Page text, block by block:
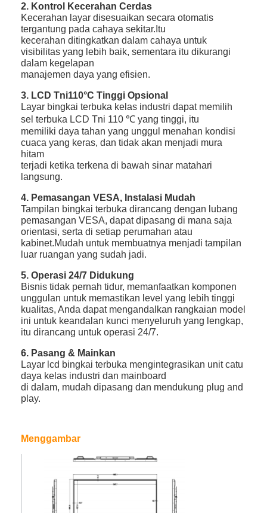
Rumah
Video
2. Kontrol Kecerahan Cerdas
Kecerahan layar disesuaikan secara otomatis
tergantung pada cahaya sekitar.Itu
kecerahan ditingkatkan dalam cahaya untuk
visibilitas yang lebih baik, sementara itu dikurangi
dalam kegelapan
manajemen daya yang efisien.
3. LCD Tni110°C Tinggi Opsional
Layar bingkai terbuka kelas industri dapat memilih
sel terbuka LCD Tni 110 ℃ yang tinggi, itu
memiliki daya tahan yang unggul menahan kondisi
cuaca yang keras, dan tidak akan menjadi mura
hitam
terjadi ketika terkena di bawah sinar matahari
langsung.
4. Pemasangan VESA, Instalasi Mudah
Tampilan bingkai terbuka dirancang dengan lubang
pemasangan VESA, dapat dipasang di mana saja
orientasi, serta di setiap perumahan atau
kabinet.Mudah untuk membuatnya menjadi tampilan
luar ruangan yang sudah jadi.
5. Operasi 24/7 Didukung
Bisnis tidak pernah tidur, memanfaatkan komponen
unggulan untuk memastikan level yang lebih tinggi
kualitas, Anda dapat mengandalkan rangkaian model
ini untuk keandalan kunci menyeluruh yang lengkap,
itu dirancang untuk operasi 24/7.
6. Pasang & Mainkan
Layar lcd bingkai terbuka mengintegrasikan unit catu
daya kelas industri dan mainboard
di dalam, mudah dipasang dan mendukung plug and
play.
Menggambar